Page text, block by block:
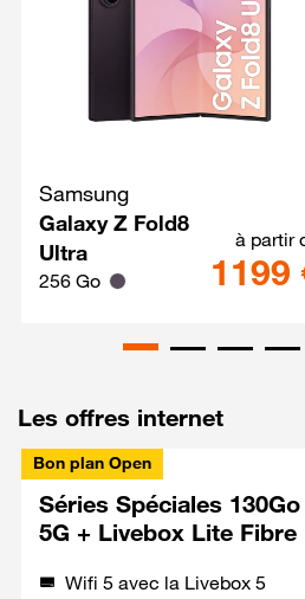
Samsung
Galaxy Z Fold8
Ultra
256 Go
à partir
1199
Les offres internet
Bon plan Open
Séries Spéciales 130Go
5G + Livebox Lite Fibre
Wifi 5 avec la Livebox 5